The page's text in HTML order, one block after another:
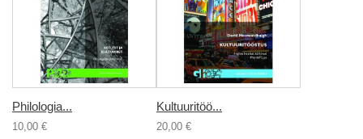
Philologia...
10,00 €
Kultuuritöö...
20,00 €